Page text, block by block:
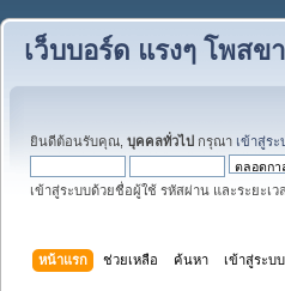
เว็บบอร์ด แรงๆ โพส
ยินดีต้อนรับคุณ, บุคคลทั่วไป กรุณา เข้าสู่ระ
เข้าสู่ระบบด้วยชื่อผู้ใช้ รหัสผ่าน และระยะเ
หน้าแรก ช่วยเหลือ ค้นหา เข้าสู่ระบบ